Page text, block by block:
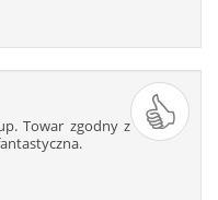
Towar zgodny z